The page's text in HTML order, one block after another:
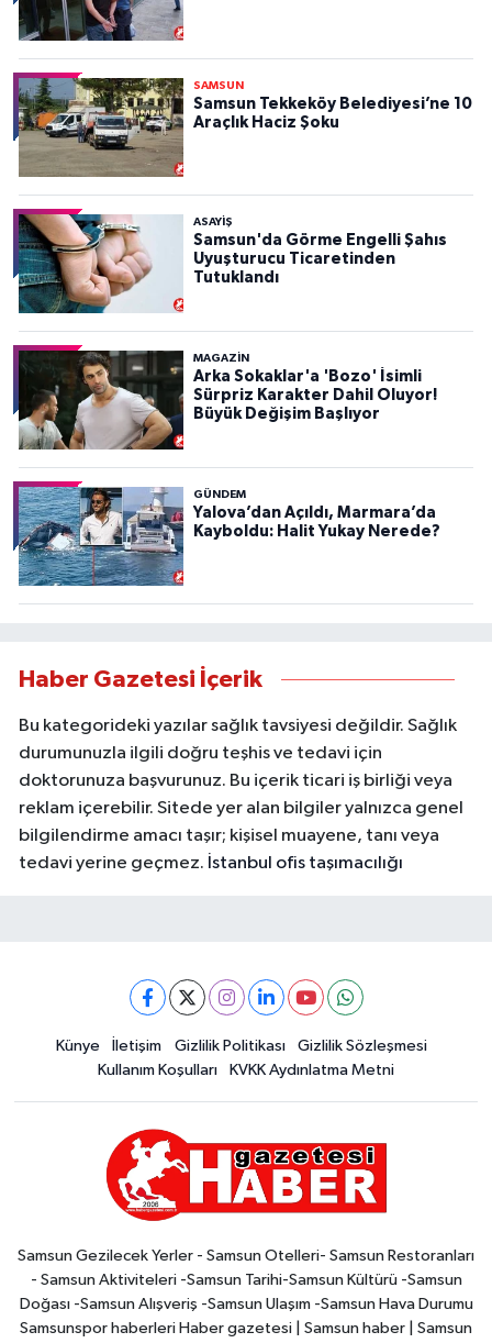
SAMSUN
Samsun Tekkeköy Belediyesi’ne 10
Araçlık Haciz Şoku
ASAYIŞ
Samsun'da Görme Engelli Şahıs
Uyuşturucu Ticaretinden
Tutuklandı
MAGAZİN
Arka Sokaklar'a 'Bozo' İsimli
Sürpriz Karakter Dahil Oluyor!
Büyük Değişim Başlıyor
GÜNDEM
Yalova’dan Açıldı, Marmara’da
Kayboldu: Halit Yukay Nerede?
Haber Gazetesi İçerik
Bu kategorideki yazılar sağlık tavsiyesi değildir. Sağlık
durumunuzla ilgili doğru teşhis ve tedavi için
doktorunuza başvurunuz. Bu içerik ticari iş birliği veya
reklam içerebilir. Sitede yer alan bilgiler yalnızca genel
bilgilendirme amacı taşır; kişisel muayene, tanı veya
tedavi yerine geçmez. İstanbul ofis taşımacılığı
Künye İletişim Gizlilik Politikası
Gizlilik Sözleşmesi
Kullanım Koşulları
KVKK Aydınlatma Metni
Samsun Gezilecek Yerler - Samsun Otelleri- Samsun Restoranları
- Samsun Aktiviteleri -Samsun Tarihi-Samsun Kültürü -Samsun
Doğası -Samsun Alışveriş -Samsun Ulaşım -Samsun Hava Durumu
Samsunspor haberleri Haber gazetesi | Samsun haber | Samsun